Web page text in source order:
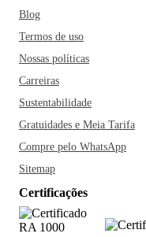
Blog
Termos de uso
Nossas políticas
Carreiras
Sustentabilidade
Gratuidades e Meia Tarifa
Compre pelo WhatsApp
Sitemap
Certificações